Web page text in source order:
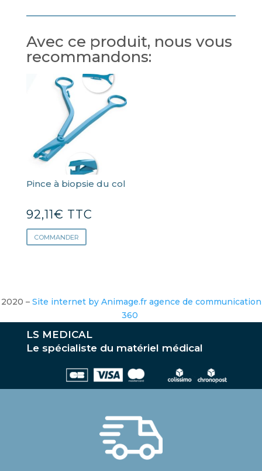
Avec ce produit, nous vous
recommandons:
Pince à biopsie du col
92,11€ TTC
COMMANDER
2020 – Site internet by Animage.fr agence de communication
360
LS MEDICAL
Le spécialiste du matériel médical